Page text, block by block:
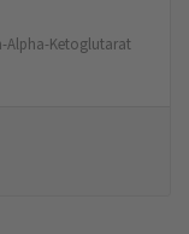
Alpha-Ketoglutarat